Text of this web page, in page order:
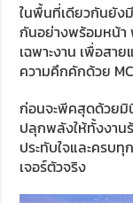
ในพื้นที่เดียวกันยัง
กันอย่างพร้อมหน้า
เฉพาะงาน เพื่อสา
ความคึกคักด้วย
ก่อนจะพีคสุดด้วยมิ
ปลุกพลังให้ทั้งงาน
ประทับใจและครบ
เจอร์ตัวจริง